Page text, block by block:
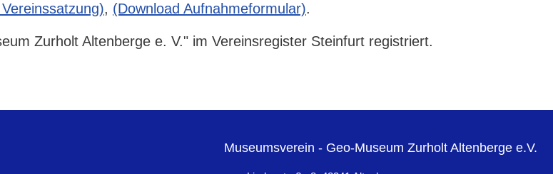
, (Download Aufnahmeformular).
Zurholt Altenberge e. V." im Vereinsregister Steinfurt registriert.
Museumsverein - Geo-Museum Zurholt Altenberge e.V.